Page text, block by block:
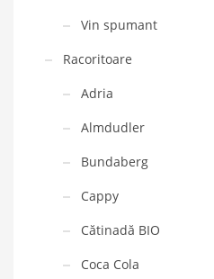
Vin spumant
Racoritoare
Adria
Almdudler
Bundaberg
Cappy
Cătinadă BIO
Coca Cola